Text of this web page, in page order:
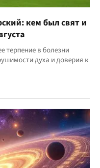
кем был свят и
терпение в болезни
духа и доверия к